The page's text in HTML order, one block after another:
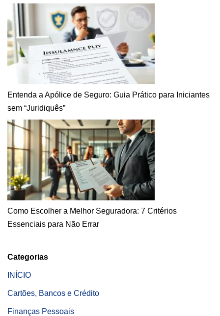
Entenda a Apólice de Seguro: Guia Prático para Iniciantes
sem “Juridiquês”
Como Escolher a Melhor Seguradora: 7 Critérios
Essenciais para Não Errar
Categorias
INÍCIO
Cartões, Bancos e Crédito
Finanças Pessoais